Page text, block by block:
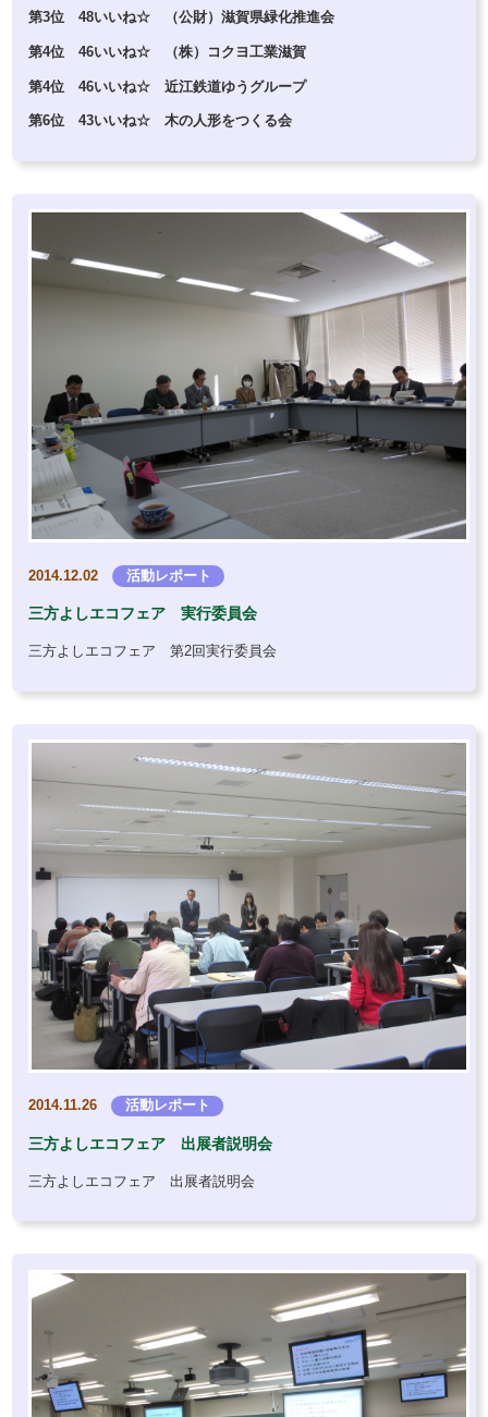
第3位 48いいね☆ （公財）滋賀県緑化推進会
第4位 46いいね☆ （株）コクヨ工業滋賀
第4位 46いいね☆ 近江鉄道ゆうグループ
第6位 43いいね☆ 木の人形をつくる会
2014.12.02 活動レポート
三方よしエコフェア 実行委員会
三方よしエコフェア 第2回実行委員会
2014.11.26 活動レポート
三方よしエコフェア 出展者説明会
三方よしエコフェア 出展者説明会